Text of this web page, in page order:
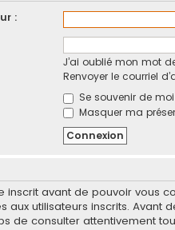
:
J’ai oublié mon mot
Renvoyer le courriel
Se souvenir de moi
Masquer ma
inscrit avant de pouvoir vous
aux utilisateurs inscrits. Avant
de consulter attentivement